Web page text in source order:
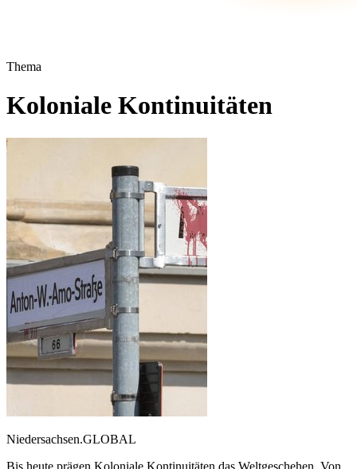
Thema
Koloniale Kontinuitäten
Niedersachsen.GLOBAL
Bis heute prägen Koloniale Kontinuitäten das Weltgeschehen. Von